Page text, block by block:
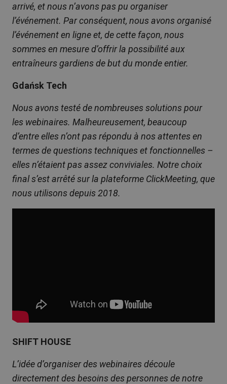
arrivé, et nous n’avons pas pu organiser
l’événement. Par conséquent, nous avons organisé
l’événement en ligne et, de cette façon, nous
sommes en mesure d’offrir la possibilité aux
entraîneurs gardiens de but du monde entier.
Gdańsk Tech
Nous avons testé de nombreuses solutions pour
les webinaires. Malheureusement, beaucoup
d’entre elles n’ont pas répondu à nos attentes en
termes de questions techniques et fonctionnelles –
elles n’étaient pas assez conviviales. Notre choix
final s’est arrêté sur la plateforme ClickMeeting, que
nous utilisons depuis 2018.
SHIFT HOUSE
L’idée d’organiser des webinaires découle
directement des besoins des personnes de notre